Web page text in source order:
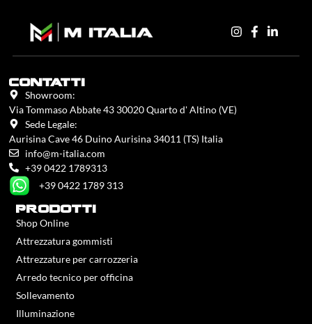
contatti
Showroom:
Via Tommaso Abbate 43 30020 Quarto d' Altino (VE)
Sede Legale:
Aurisina Cave 46 Duino Aurisina 34011 (TS) Italia
info@m-italia.com
+39 0422 1789313
+39 0422 1789 313
prodotti
Shop Online
Attrezzatura gommisti
Attrezzature per carrozzeria
Arredo tecnico per officina
Sollevamento
Illuminazione